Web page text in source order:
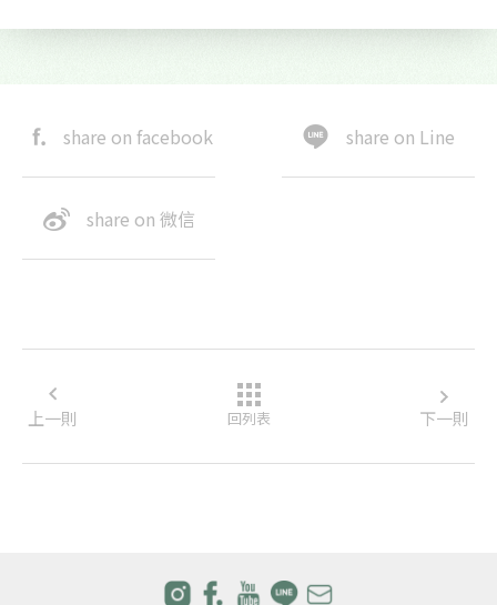
share on facebook share on Line
share on 微信
上一則 回列表 下一則